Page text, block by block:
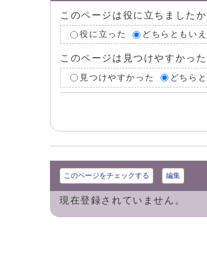
このページは役に立ちましたか
役に立った どちらともい
このページは見つけやすかった
見つけやすかった どちら
このページをチェックする 編集
現在登録されていません。